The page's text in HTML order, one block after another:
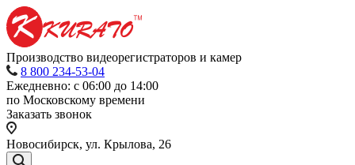
Производство видеорегистраторов и камер
8 800 234-53-04
Ежедневно: с 06:00 до 14:00
по Московскому времени
Заказать звонок
Новосибирск, ул. Крылова, 26